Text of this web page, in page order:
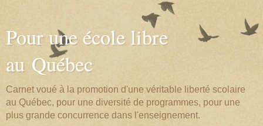
Pour une école libre
au Québec
Carnet voué à la promotion d'une véritable liberté scolaire
au Québec, pour une diversité de programmes, pour une
plus grande concurrence dans l'enseignement.